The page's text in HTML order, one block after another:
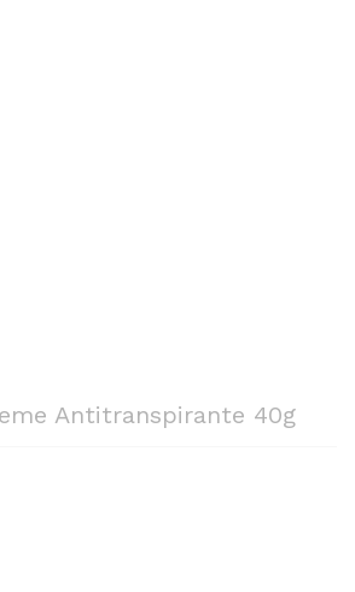
Antitranspirante 40g